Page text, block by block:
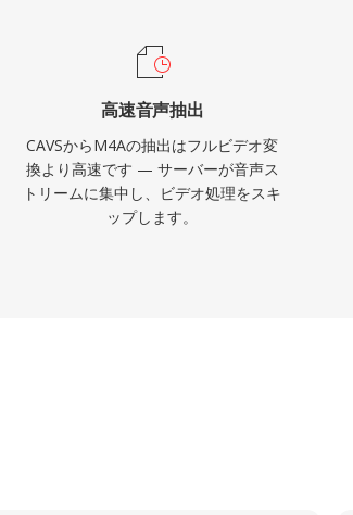
トシステムもサードパーティサポートを提供してい
な利点がこの形式を定義します — 旧来の非可逆コー
優れた符号化効率、MP4アトム構造によるリッチな
トワーク、チャプター、歌詞)、そして非可逆とロ
クフローに対応するデュアルモードの柔軟性です。
高速音声抽出
CAVSからM4Aの抽出はフルビデオ変
換より高速です — サーバーが音声ス
トリームに集中し、ビデオ処理をスキ
ップします。